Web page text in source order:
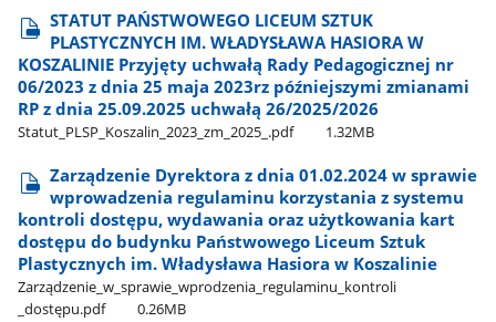
STATUT PAŃSTWOWEGO LICEUM SZTUK
PLASTYCZNYCH IM. WŁADYSŁAWA HASIORA W
KOSZALINIE Przyjęty uchwałą Rady Pedagogicznej nr
06/2023 z dnia 25 maja 2023rz późniejszymi zmianami
RP z dnia 25.09.2025 uchwałą 26/2025/2026
Statut​_PLSP​_Koszalin​_2023​_zm​_2025​_.pdf 1.32MB
Zarządzenie Dyrektora z dnia 01.02.2024 w sprawie
wprowadzenia regulaminu korzystania z systemu
kontroli dostępu, wydawania oraz użytkowania kart
dostępu do budynku Państwowego Liceum Sztuk
Plastycznych im. Władysława Hasiora w Koszalinie
Zarządzenie​_w​_sprawie​_wprodzenia​_regulaminu​_kontroli​
_dostępu.pdf
0.26MB